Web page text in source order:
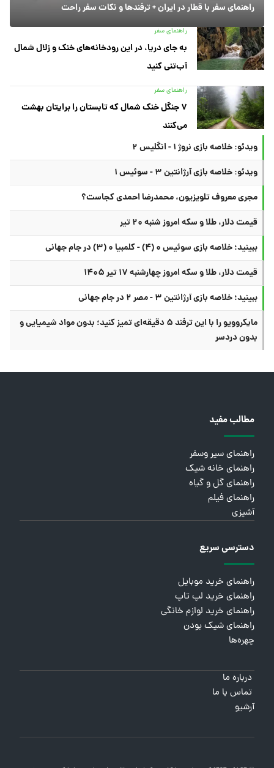
راهنمای سفر با قطار در ایران + ترفندها و نکات سفر راحت
راهنمای سفر
به جای دریا، در این رودخانه‌های خنک و زلال شمال
آب‌تنی کنید
راهنمای سفر
۷ جنگل خنک شمال که تابستان را برایتان بهشت
می‌کنند
ویدئو: خلاصه بازی نروژ ۱ - انگلیس ۲
ویدئو: خلاصه بازی آرژانتین ۳ - سوئیس ۱
مجری معروف تلویزیون، محمدرضا احمدی کجاست؟
قیمت دلار، طلا و سکه امروز شنبه ۲۰ تیر
ببینید؛ خلاصه بازی سوئیس ۰ (۴) - کلمبیا ۰ (۳) در جام جهانی
قیمت دلار، طلا و سکه امروز چهارشنبه ۱۷ تیر ۱۴۰۵
ببینید؛ خلاصه بازی آرژانتین ۳ - مصر ۲ در جام جهانی
مایکروویو را با این ترفند ۵ دقیقه‌ای تمیز کنید؛ بدون مواد شیمیایی و
بدون دردسر
مطالب مفید
راهنمای سیر وسفر
راهنمای خانه شیک
راهنمای گل و گیاه
راهنمای فیلم
آشپزی
دسترسی سریع
راهنمای خرید موبایل
راهنمای خرید لپ تاپ
راهنمای خرید لوازم خانگی
راهنمای شیک بودن
چهره‌ها
درباره ما
تماس با ما
آرشیو